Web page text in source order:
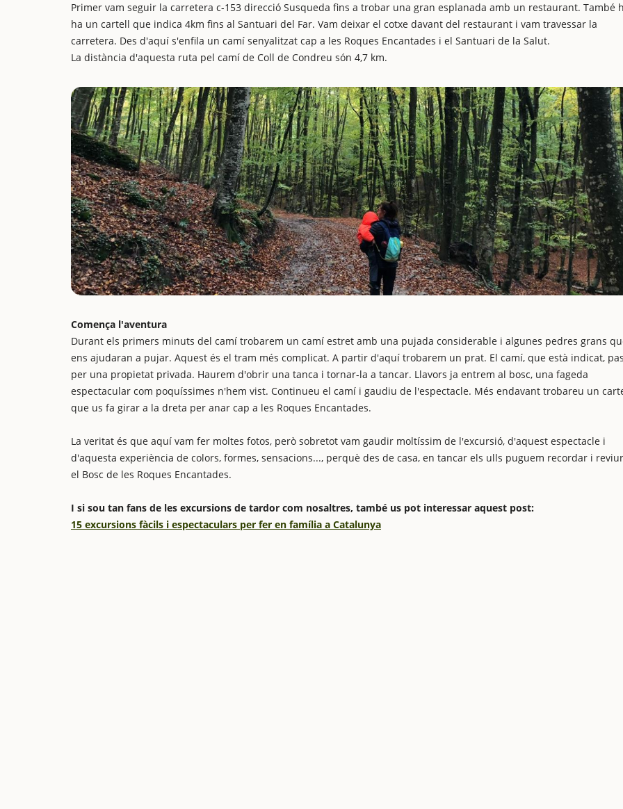
Primer vam seguir la carretera c-153 direcció Susqueda fins a trobar una gran esplanada amb un restaurant. També
ha un cartell que indica 4km fins al Santuari del Far. Vam deixar el cotxe davant del restaurant i vam travessar la
carretera. Des d'aquí s'enfila un camí senyalitzat cap a les Roques Encantades i el Santuari de la Salut.
La distància d'aquesta ruta pel camí de Coll de Condreu són 4,7 km.
Comença l'aventura
Durant els primers minuts del camí trobarem un camí estret amb una pujada considerable i algunes pedres grans
ens ajudaran a pujar. Aquest és el tram més complicat. A partir d'aquí trobarem un prat. El camí, que està indicat,
per una propietat privada. Haurem d'obrir una tanca i tornar-la a tancar. Llavors ja entrem al bosc, una fageda
espectacular com poquíssimes n'hem vist. Continueu el camí i gaudiu de l'espectacle. Més endavant trobareu un
que us fa girar a la dreta per anar cap a les Roques Encantades.
La veritat és que aquí vam fer moltes fotos, però sobretot vam gaudir moltíssim de l'excursió, d'aquest espectacle i
d'aquesta experiència de colors, formes, sensacions..., perquè des de casa, en tancar els ulls puguem recordar i
el Bosc de les Roques Encantades.
I si sou tan fans de les excursions de tardor com nosaltres, també us pot interessar aquest post:
15 excursions fàcils i espectaculars per fer en família a Catalunya